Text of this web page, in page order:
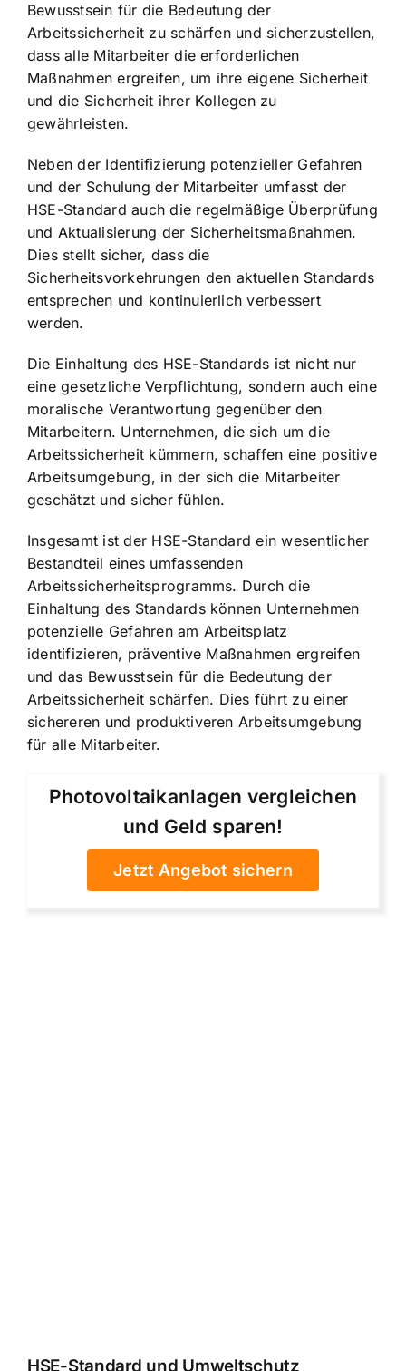
Bewusstsein für die Bedeutung der
Arbeitssicherheit zu schärfen und sicherzustellen,
dass alle Mitarbeiter die erforderlichen
Maßnahmen ergreifen, um ihre eigene Sicherheit
und die Sicherheit ihrer Kollegen zu
gewährleisten.
Neben der Identifizierung potenzieller Gefahren
und der Schulung der Mitarbeiter umfasst der
HSE-Standard auch die regelmäßige Überprüfung
und Aktualisierung der Sicherheitsmaßnahmen.
Dies stellt sicher, dass die
Sicherheitsvorkehrungen den aktuellen Standards
entsprechen und kontinuierlich verbessert
werden.
Die Einhaltung des HSE-Standards ist nicht nur
eine gesetzliche Verpflichtung, sondern auch eine
moralische Verantwortung gegenüber den
Mitarbeitern. Unternehmen, die sich um die
Arbeitssicherheit kümmern, schaffen eine positive
Arbeitsumgebung, in der sich die Mitarbeiter
geschätzt und sicher fühlen.
Insgesamt ist der HSE-Standard ein wesentlicher
Bestandteil eines umfassenden
Arbeitssicherheitsprogramms. Durch die
Einhaltung des Standards können Unternehmen
potenzielle Gefahren am Arbeitsplatz
identifizieren, präventive Maßnahmen ergreifen
und das Bewusstsein für die Bedeutung der
Arbeitssicherheit schärfen. Dies führt zu einer
sichereren und produktiveren Arbeitsumgebung
für alle Mitarbeiter.
Photovoltaikanlagen vergleichen
und Geld sparen!
Jetzt Angebot sichern
HSE-Standard und Umweltschutz